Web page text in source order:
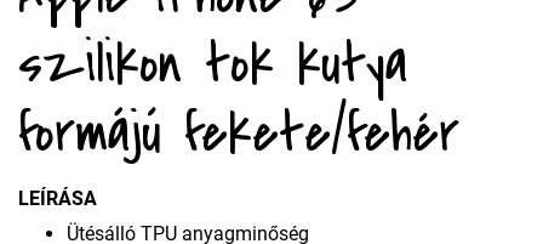
szilikon tok kutya
formájú fekete/fehér
LEÍRÁSA
Ütésálló TPU anyagminőség